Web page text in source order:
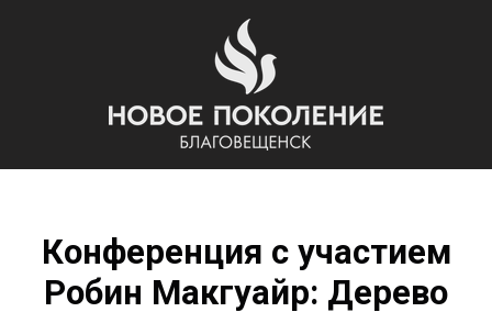
Конференция с участием
Робин Макгуайр: Дерево